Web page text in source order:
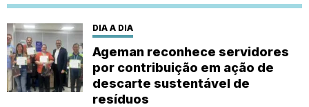
DIA A DIA
Ageman reconhece servidores
por contribuição em ação de
descarte sustentável de
resíduos